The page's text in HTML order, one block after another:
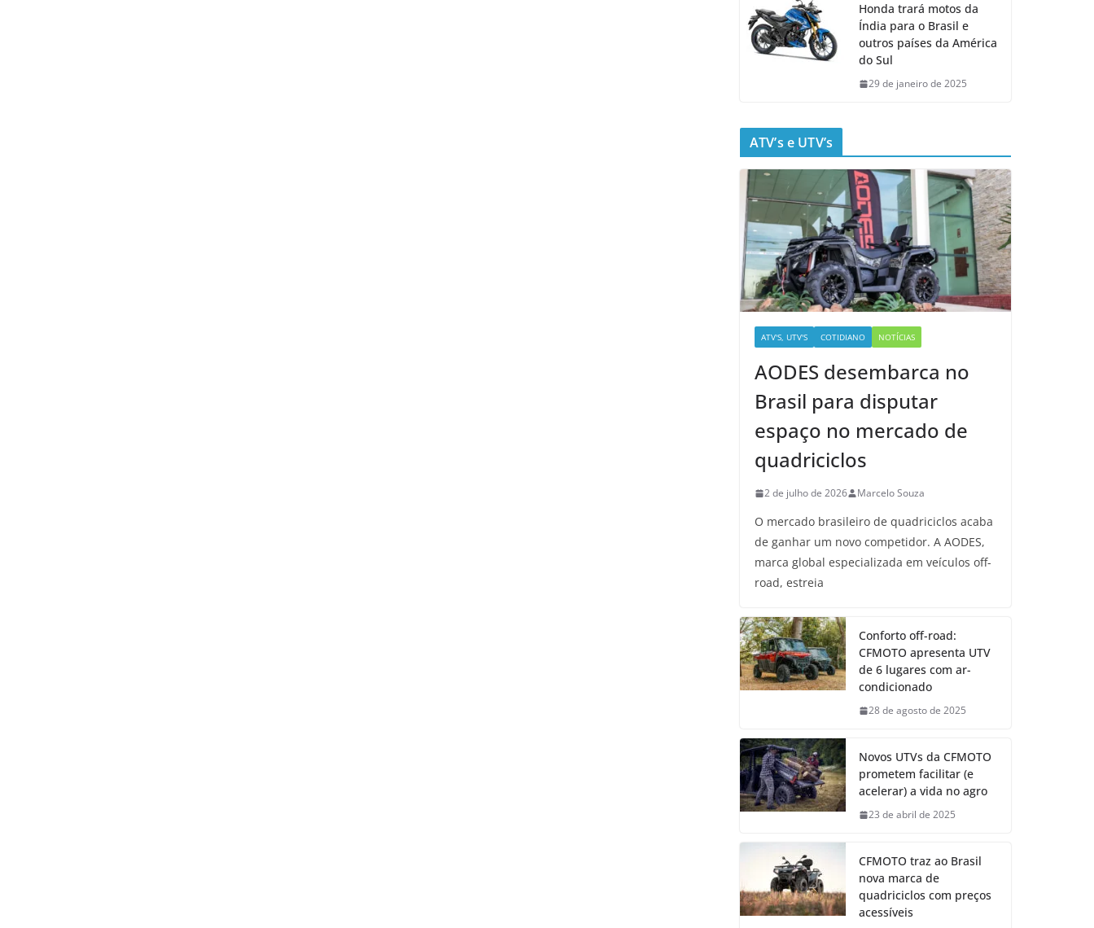
Honda trará motos da
Índia para o Brasil e
outros países da América
do Sul
29 de janeiro de 2025
ATV’s e UTV’s
ATV'S, UTV'S COTIDIANO NOTÍCIAS
AODES desembarca no
Brasil para disputar
espaço no mercado de
quadriciclos
2 de julho de 2026 Marcelo Souza
O mercado brasileiro de quadriciclos acaba
de ganhar um novo competidor. A AODES,
marca global especializada em veículos off-
road, estreia
Conforto off-road:
CFMOTO apresenta UTV
de 6 lugares com ar-
condicionado
28 de agosto de 2025
Novos UTVs da CFMOTO
prometem facilitar (e
acelerar) a vida no agro
23 de abril de 2025
CFMOTO traz ao Brasil
nova marca de
quadriciclos com preços
acessíveis